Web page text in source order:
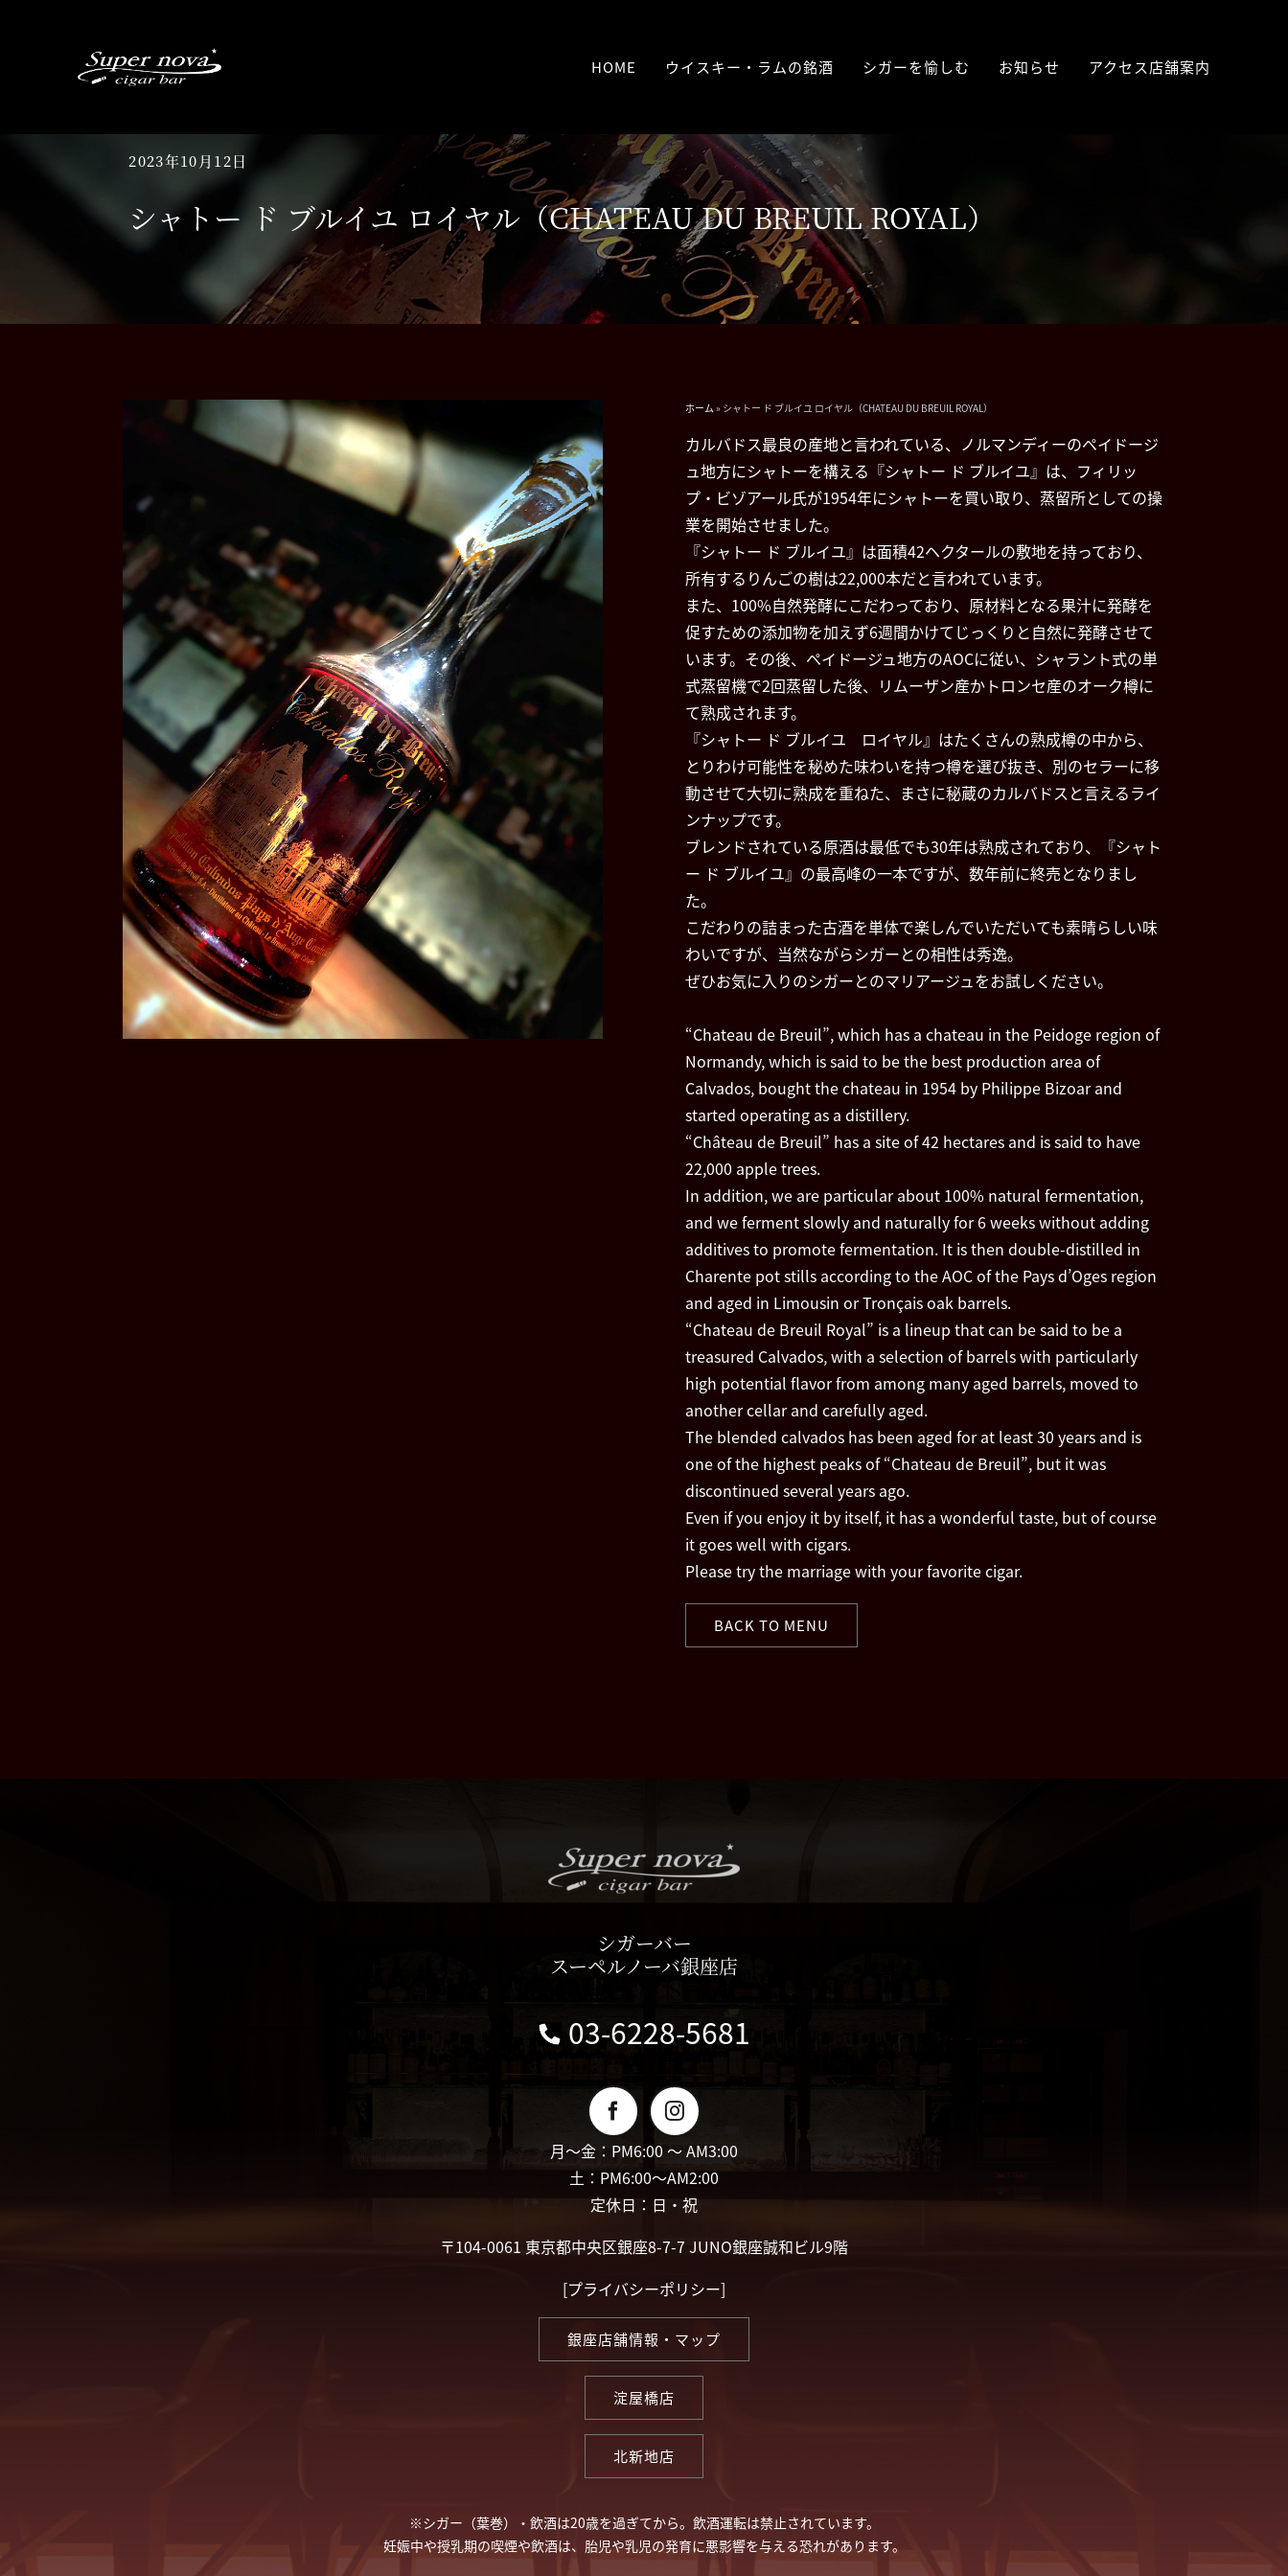
HOME ウイスキー・ラムの銘酒 シガーを愉しむ お知らせ アクセス店舗案内
2023年10月12日
シャトー ド ブルイユ ロイヤル（CHATEAU DU BREUIL ROYAL）
ホーム » シャトー ド ブルイユ ロイヤル（CHATEAU DU BREUIL ROYAL）
カルバドス最良の産地と言われている、ノルマンディーのペイドージ
ュ地方にシャトーを構える『シャトー ド ブルイユ』は、フィリッ
プ・ビゾアール氏が1954年にシャトーを買い取り、蒸留所としての操
業を開始させました。
『シャトー ド ブルイユ』は面積42ヘクタールの敷地を持っており、
所有するりんごの樹は22,000本だと言われています。
また、100%自然発酵にこだわっており、原材料となる果汁に発酵を
促すための添加物を加えず6週間かけてじっくりと自然に発酵させて
います。その後、ペイドージュ地方のAOCに従い、シャラント式の単
式蒸留機で2回蒸留した後、リムーザン産かトロンセ産のオーク樽に
て熟成されます。
『シャトー ド ブルイユ ロイヤル』はたくさんの熟成樽の中から、
とりわけ可能性を秘めた味わいを持つ樽を選び抜き、別のセラーに移
動させて大切に熟成を重ねた、まさに秘蔵のカルバドスと言えるライ
ンナップです。
ブレンドされている原酒は最低でも30年は熟成されており、『シャト
ー ド ブルイユ』の最高峰の一本ですが、数年前に終売となりまし
た。
こだわりの詰まった古酒を単体で楽しんでいただいても素晴らしい味
わいですが、当然ながらシガーとの相性は秀逸。
ぜひお気に入りのシガーとのマリアージュをお試しください。
“Chateau de Breuil”, which has a chateau in the Peidoge region of
Normandy, which is said to be the best production area of
Calvados, bought the chateau in 1954 by Philippe Bizoar and
started operating as a distillery.
“Château de Breuil” has a site of 42 hectares and is said to have
22,000 apple trees.
In addition, we are particular about 100% natural fermentation,
and we ferment slowly and naturally for 6 weeks without adding
additives to promote fermentation. It is then double-distilled in
Charente pot stills according to the AOC of the Pays d’Oges region
and aged in Limousin or Tronçais oak barrels.
“Chateau de Breuil Royal” is a lineup that can be said to be a
treasured Calvados, with a selection of barrels with particularly
high potential flavor from among many aged barrels, moved to
another cellar and carefully aged.
The blended calvados has been aged for at least 30 years and is
one of the highest peaks of “Chateau de Breuil”, but it was
discontinued several years ago.
Even if you enjoy it by itself, it has a wonderful taste, but of course
it goes well with cigars.
Please try the marriage with your favorite cigar.
BACK TO MENU
シガーバー
スーペルノーバ銀座店
03-6228-5681
月〜金：PM6:00 〜 AM3:00
土：PM6:00〜AM2:00
定休日：日・祝
〒104-0061 東京都中央区銀座8-7-7 JUNO銀座誠和ビル9階
[プライバシーポリシー]
銀座店舗情報・マップ
淀屋橋店
北新地店
※シガー（葉巻）・飲酒は20歳を過ぎてから。飲酒運転は禁止されています。
妊娠中や授乳期の喫煙や飲酒は、胎児や乳児の発育に悪影響を与える恐れがあります。